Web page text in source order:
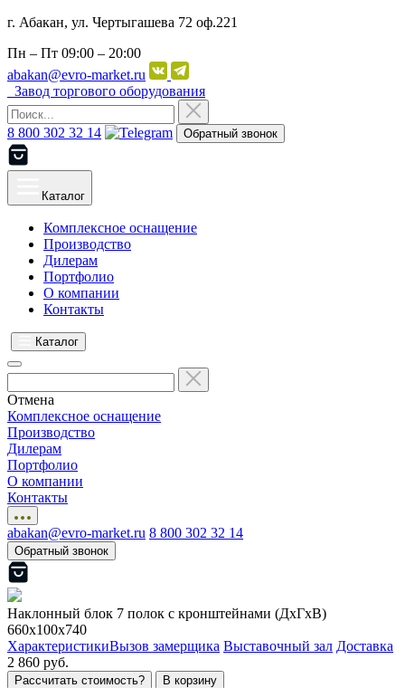
г. Абакан, ул. Чертыгашева 72 оф.221
Пн – Пт 09:00 – 20:00
abakan@evro-market.ru
Завод торгового оборудования
8 800 302 32 14 Обратный звонок
Каталог
Комплексное оснащение
Производство
Дилерам
Портфолио
О компании
Контакты
Каталог
Отмена
Комплексное оснащение
Производство
Дилерам
Портфолио
О компании
Контакты
abakan@evro-market.ru 8 800 302 32 14
Обратный звонок
Наклонный блок 7 полок с кронштейнами (ДхГхВ)
660х100х740
ХарактеристикиВызов замерщика Выставочный зал Доставка
2 860 руб.
Рассчитать стоимость? В корзину